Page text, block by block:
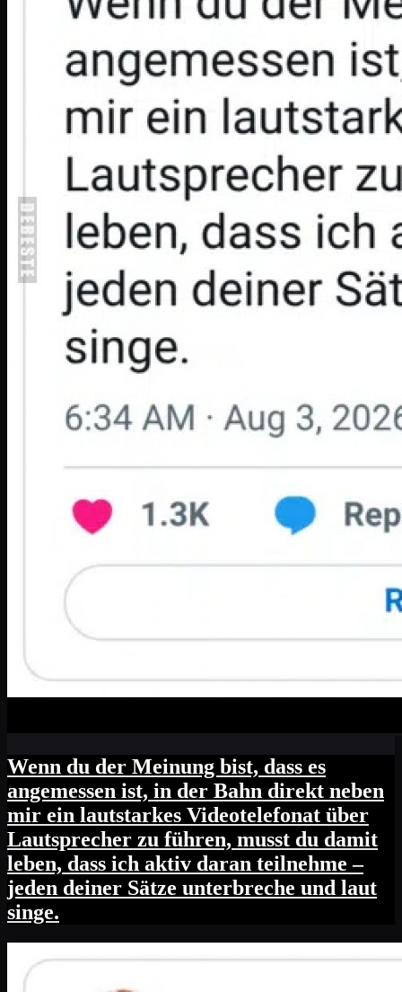
Wenn du der Meinung bist, dass es
angemessen ist, in der Bahn direkt neben
mir ein lautstarkes Videotelefonat über
Lautsprecher zu führen, musst du damit
leben, dass ich aktiv daran teilnehme –
jeden deiner Sätze unterbreche und laut
singe.